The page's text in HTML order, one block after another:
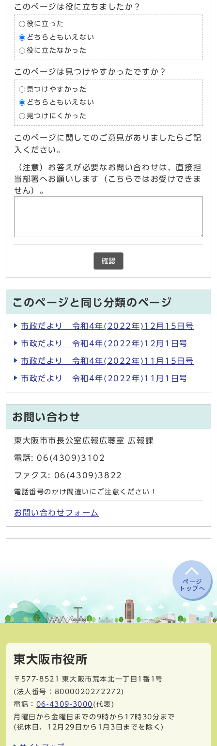
このページは役に立ちましたか？
役に立った
どちらともいえない
役に立たなかった
このページは見つけやすかったですか？
見つけやすかった
どちらともいえない
見つけにくかった
このページに関してのご意見がありましたらご記
入ください。
（注意）お答えが必要なお問い合わせは、直接担
当部署へお願いします（こちらではお受けできま
せん）。
確認
このページと同じ分類のページ
市政だより 令和4年(2022年)12月15日号
市政だより 令和4年(2022年)12月1日号
市政だより 令和4年(2022年)11月15日号
市政だより 令和4年(2022年)11月1日号
お問い合わせ
東大阪市市長公室広報広聴室 広報課
電話: 06(4309)3102
ファクス: 06(4309)3822
電話番号のかけ間違いにご注意ください！
お問い合わせフォーム
ページ
トップへ
東大阪市役所
〒577-8521
東大阪市荒本北一丁目1番1号
(法人番号：8000020272272)
電話： 06-4309-3000 (代表)
月曜日から金曜日までの9時から17時30分まで
(祝休日、12月29日から1月3日までを除く)